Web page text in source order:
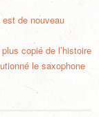
de nouveau
copié de l’histoire
le saxophone